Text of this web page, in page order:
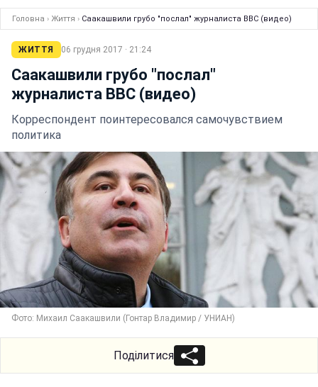
Головна › Життя › Саакашвили грубо "послал" журналиста ВВС (видео)
ЖИТТЯ 06 грудня 2017 · 21:24
Саакашвили грубо "послал"
журналиста ВВС (видео)
Корреспондент поинтересовался самочувствием
политика
Фото: Михаил Саакашвили (Гонтар Владимир / УНИАН)
Поділитися